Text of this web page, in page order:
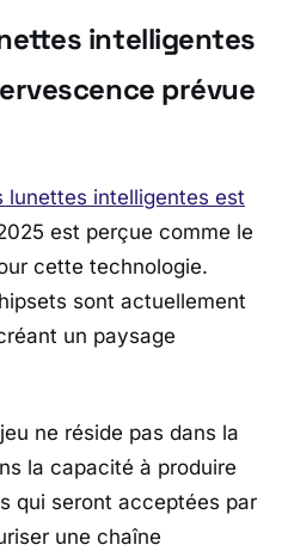
intelligentes
prévue
lunettes intelligentes est
est perçue comme le
cette technologie.
sont actuellement
un paysage
ne réside pas dans la
la capacité à produire
qui seront acceptées par
une chaîne